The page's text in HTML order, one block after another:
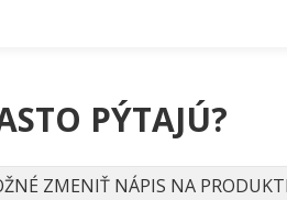
PÝTAJÚ?
ZMENIŤ NÁPIS NA